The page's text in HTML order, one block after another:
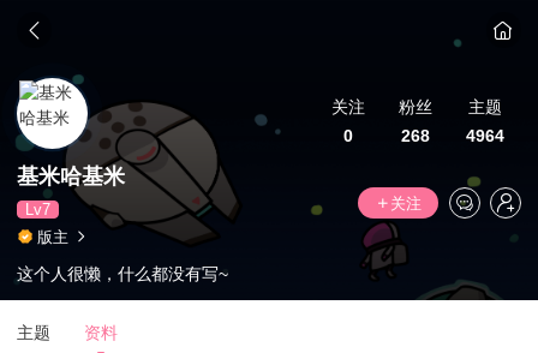
关注
0
粉丝
268
主题
4964
基米哈基米
Lv7
关注
版主
这个人很懒，什么都没有写~
主题 资料